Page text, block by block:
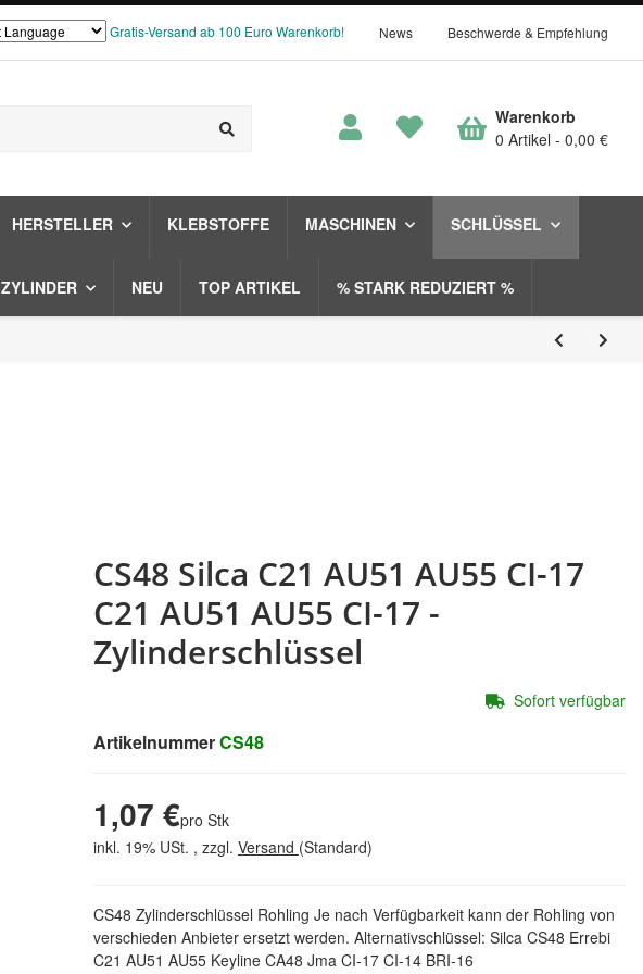
Gratis-Versand ab 100 Euro Warenkorb! News Beschwerde & Empfehlung
HERSTELLER KLEBSTOFFE MASCHINEN SCHLÜSSEL
ZYLINDER NEU TOP ARTIKEL % STARK REDUZIERT %
Warenkorb
0 Artikel
0,00 €
CS48 Silca C21 AU51 AU55 CI-17
C21 AU51 AU55 CI-17 -
Zylinderschlüssel
ArtikelnummerCS48
CS48 Zylinderschlüssel Rohling Je nach Verfügbarkeit kann der Rohling von
verschieden Anbieter ersetzt werden. Alternativschlüssel: Silca CS48 Errebi
C21 AU51 AU55 Keyline CA48 Jma CI-17 CI-14 BRI-16
1,07 €pro Stk
inkl. 19% USt. , zzgl. Versand (Standard)
Sofort verfügbar